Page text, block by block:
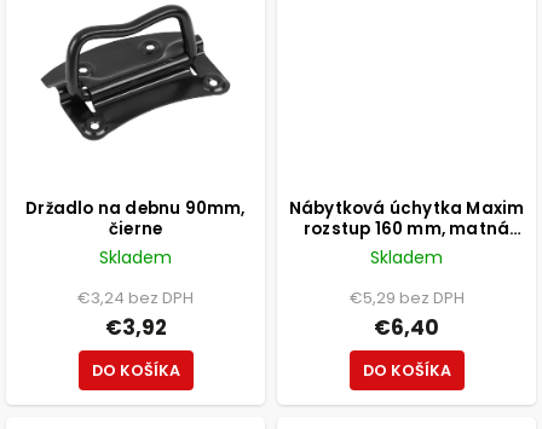
Držadlo na debnu 90mm,
čierne
Skladem
€3,24 bez DPH
€3,92
DO KOŠÍKA
Nábytková úchytka Maxim
rozstup 160 mm, matná
čierna
Skladem
€5,29 bez DPH
€6,40
DO KOŠÍKA